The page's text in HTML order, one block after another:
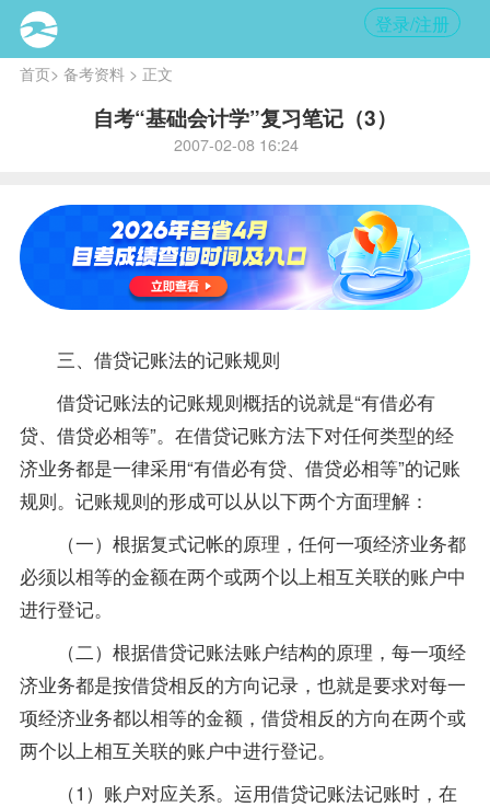
登录/注册
首页> 备考资料> 正文
自考“基础会计学”复习笔记（3）
2007-02-08 16:24
三、借贷记账法的记账规则
借贷记账法的记账规则概括的说就是“有借必有
贷、借贷必相等”。在借贷记账方法下对任何类型的经
济业务都是一律采用“有借必有贷、借贷必相等”的记账
规则。记账规则的形成可以从以下两个方面理解：
（一）根据复式记帐的原理，任何一项经济业务都
必须以相等的金额在两个或两个以上相互关联的账户中
进行登记。
（二）根据借贷记账法账户结构的原理，每一项经
济业务都是按借贷相反的方向记录，也就是要求对每一
项经济业务都以相等的金额，借贷相反的方向在两个或
两个以上相互关联的账户中进行登记。
（1）账户对应关系。运用借贷记账法记账时，在